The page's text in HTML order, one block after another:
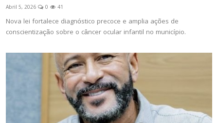
Abril 5, 2026 0 41
Nova lei fortalece diagnóstico precoce e amplia ações de
conscientização sobre o câncer ocular infantil no município.